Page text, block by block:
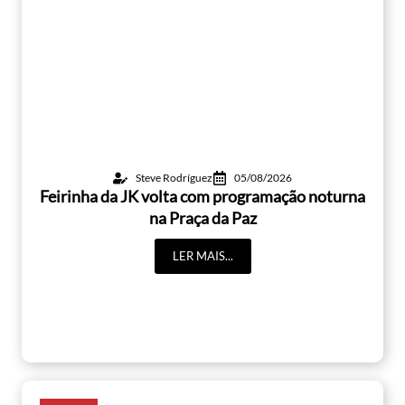
Steve Rodríguez 05/08/2026
Feirinha da JK volta com programação noturna
na Praça da Paz
LER MAIS...